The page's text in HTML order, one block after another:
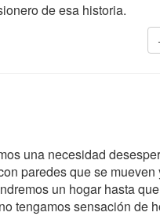
de esa historia.
una necesidad
paredes que se
un hogar hasta
tengamos sensación de